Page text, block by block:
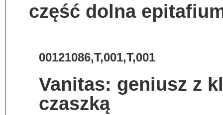
część dolna
00121086,T,001,T,001
Vanitas: geniusz z
czaszką